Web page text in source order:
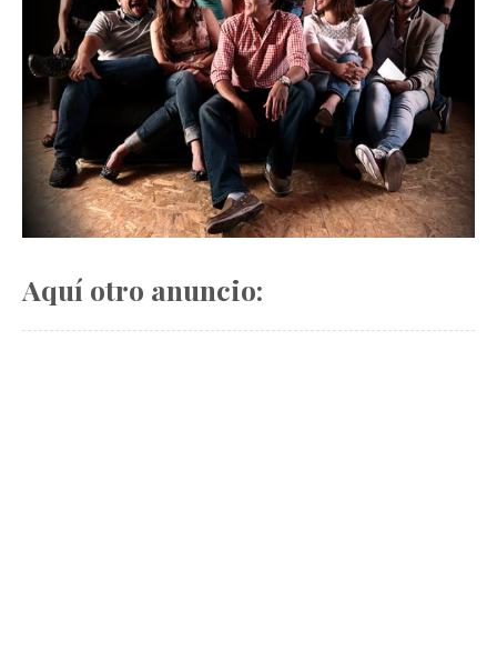
Aquí otro anuncio: